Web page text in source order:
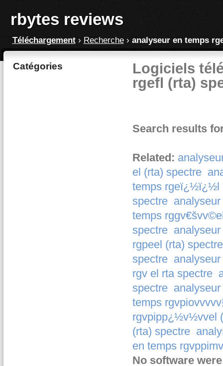
rbytes reviews
Téléchargement› Recherche› analyseur en temps
Catégories
Logiciels
rgefl (rta)
Search results
Related:
el (rta) spectre
temps rgeï¿½ï¿½l
spectre
temps
spectre
rgpeel (rta) spectre
spectre
rgv el rta spectre
spectre
temps
rgvpipp¿½v½vv­el
(rta) spectre
en temps
No software